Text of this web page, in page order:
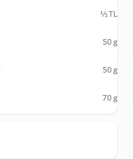
½ TL
50 g
50 g
70 g